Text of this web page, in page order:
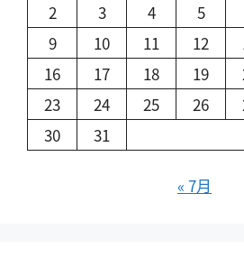
2
3 4 5
9
10 11 12
16
17 18 19
23
24 25 26
30
31
« 7月